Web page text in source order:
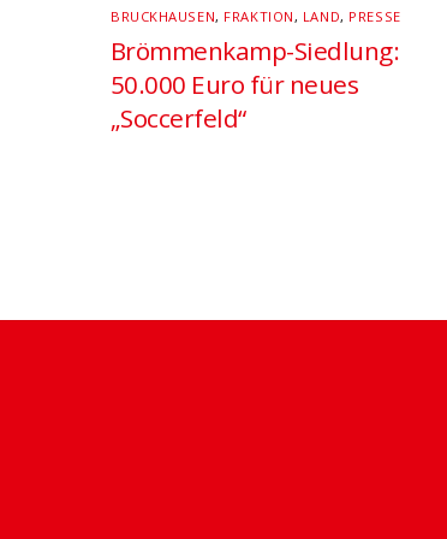
BRUCKHAUSEN, FRAKTION, LAND, PRESSE
Brömmenkamp-Siedlung:
50.000 Euro für neues
„Soccerfeld“